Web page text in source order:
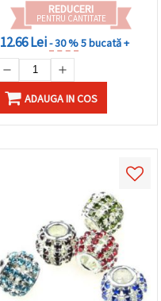
REDUCERI
PENTRU CANTITATE
12.66 Lei- 30 %5 bucată +
ADAUGA IN COS